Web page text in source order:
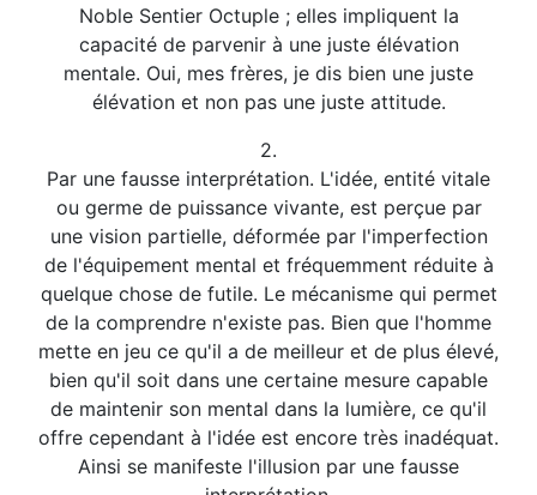
Noble Sentier Octuple ; elles impliquent la
capacité de parvenir à une juste élévation
mentale. Oui, mes frères, je dis bien une juste
élévation et non pas une juste attitude.
2.
Par une fausse interprétation. L'idée, entité vitale
ou germe de puissance vivante, est perçue par
une vision partielle, déformée par l'imperfection
de l'équipement mental et fréquemment réduite à
quelque chose de futile. Le mécanisme qui permet
de la comprendre n'existe pas. Bien que l'homme
mette en jeu ce qu'il a de meilleur et de plus élevé,
bien qu'il soit dans une certaine mesure capable
de maintenir son mental dans la lumière, ce qu'il
offre cependant à l'idée est encore très inadéquat.
Ainsi se manifeste l'illusion par une fausse